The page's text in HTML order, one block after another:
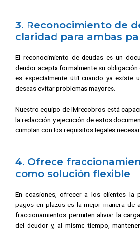
3. Reconocimiento de
claridad para ambas
El reconocimiento de deudas es un
deudor acepta formalmente su obligación
es especialmente útil cuando ya existe
deseas evitar problemas mayores.
Nuestro equipo de IMrecobros está
la redacción y ejecución de estos
cumplan con los requisitos legales
4. Ofrece
como solución flexible
En ocasiones, ofrecer a los clientes la
pagos en plazos es la mejor manera de
fraccionamientos permiten aliviar la
del deudor y, al mismo tiempo,